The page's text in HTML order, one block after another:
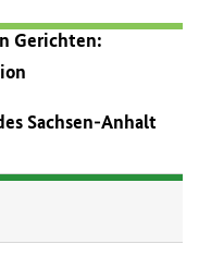
Gerichten:
Sachsen-Anhalt